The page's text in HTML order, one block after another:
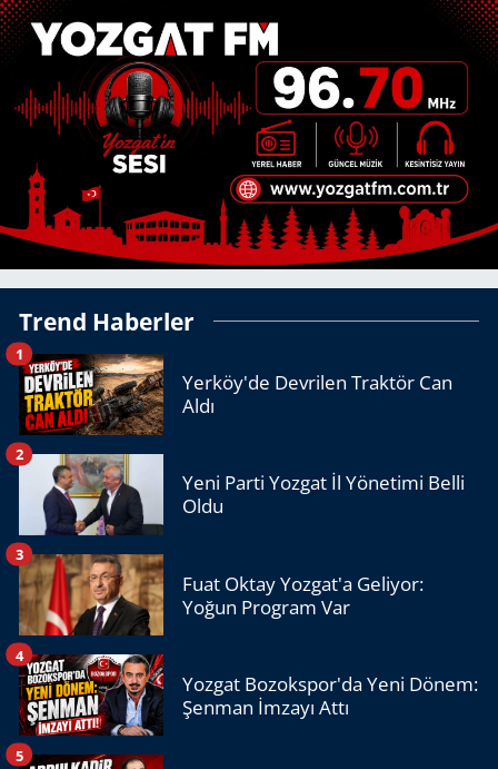
Trend Haberler
Yerköy'de Devrilen Traktör Can
Aldı
1
Yeni Parti Yozgat İl Yönetimi Belli
Oldu
2
Fuat Oktay Yozgat'a Geliyor:
Yoğun Program Var
3
Yozgat Bozokspor'da Yeni Dönem:
Şenman İmzayı Attı
4
5